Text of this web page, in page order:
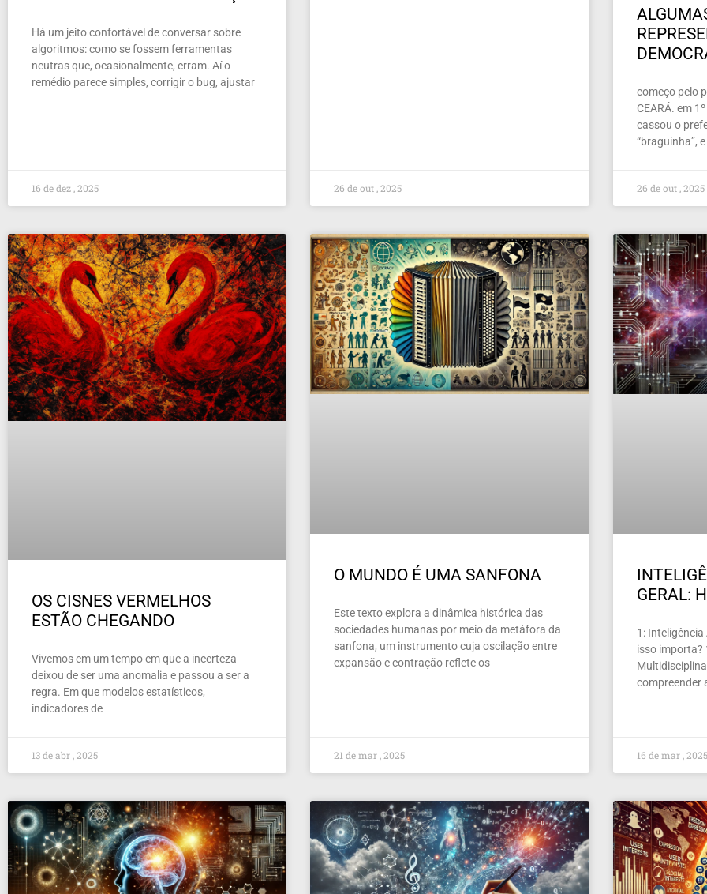
Há um jeito confortável de conversar sobre
algoritmos: como se fossem ferramentas
neutras que, ocasionalmente, erram. Aí o
remédio parece simples, corrigir o bug, ajustar
16 de dez , 2025 26 de out , 2025
começo pelo
CEARÁ. em
cassou o
“braguinha”,
26 de out , 2025
OS CISNES VERMELHOS
ESTÃO CHEGANDO
Vivemos em um tempo em que a incerteza
deixou de ser uma anomalia e passou a ser a
regra. Em que modelos estatísticos,
indicadores de
13 de abr , 2025
O MUNDO É UMA SANFONA
Este texto explora a dinâmica histórica das
sociedades humanas por meio da metáfora da
sanfona, um instrumento cuja oscilação entre
expansão e contração reflete os
21 de mar , 2025
GERAL:
1:
isso importa?
compreender
16 de mar , 2025